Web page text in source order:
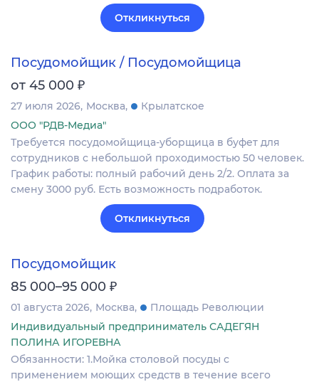
Откликнуться
Посудомойщик / Посудомойщица
от 45 000 ₽
27 июля 2026 Москва
Крылатское
ООО "РДВ-Медиа"
Требуется посудомойщица-уборщица в буфет для
сотрудников с небольшой проходимостью 50 человек.
График работы: полный рабочий день 2/2. Оплата за
смену 3000 руб. Есть возможность подработок.
Откликнуться
Посудомойщик
85 000–95 000 ₽
01 августа 2026 Москва
Площадь Революции
Индивидуальный предприниматель САДЕГЯН
ПОЛИНА ИГОРЕВНА
Обязанности: 1.Мойка столовой посуды с
применением моющих средств в течение всего